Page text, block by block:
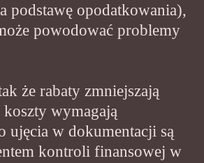
podstawę opodatkowania),
powodować problemy
że rabaty zmniejszają
wymagają
ujęcia w dokumentacji są
kontroli finansowej w